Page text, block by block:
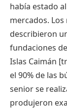
había estado
mercados.
describieron
fundaciones
Islas Caimán
el 90% de las
senior se
produjeron